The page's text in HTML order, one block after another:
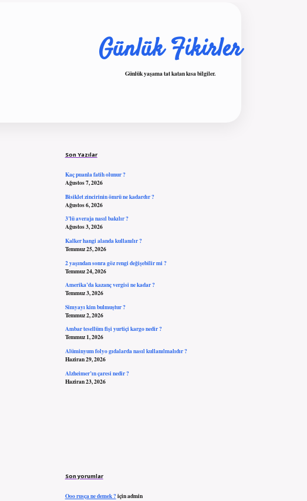
Günlük Fikirler
Günlük yaşama tat katan kısa bilgiler.
Son Yazılar
Kaç puanla fatih olunur ?
Ağustos 7, 2026
Bisiklet zincirinin ömrü ne kadardır ?
Ağustos 6, 2026
3’lü averaja nasıl bakılır ?
Ağustos 3, 2026
Kalker hangi alanda kullanılır ?
Temmuz 25, 2026
2 yaşından sonra göz rengi değişebilir mi ?
Temmuz 24, 2026
Amerika’da kazanç vergisi ne kadar ?
Temmuz 3, 2026
Simyayı kim bulmuştur ?
Temmuz 2, 2026
Ambar tesellüm fişi yurtiçi kargo nedir ?
Temmuz 1, 2026
Alüminyum folyo gıdalarda nasıl kullanılmalıdır ?
Haziran 29, 2026
Alzheimer’ın çaresi nedir ?
Haziran 23, 2026
Son yorumlar
Ooo rusça ne demek ?içinadmin